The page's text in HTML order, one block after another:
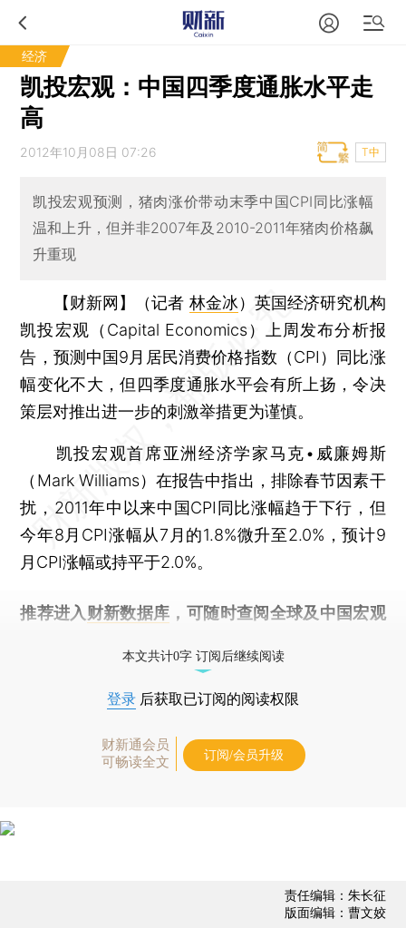
经济
凯投宏观：中国四季度通胀水平走
高
2012年10月08日 07:26 T中
凯投宏观预测，猪肉涨价带动末季中国CPI同比涨幅
温和上升，但并非2007年及2010-2011年猪肉价格飙
升重现
【财新网】（记者 林金冰） 英国经济研究机构
凯投宏观（Capital Economics）上周发布分析报
告，预测中国9月居民消费价格指数（CPI）同比涨
幅变化不大，但四季度通胀水平会有所上扬，令决
策层对推出进一步的刺激举措更为谨慎。
凯投宏观首席亚洲经济学家马克•威廉姆斯
（Mark Williams）在报告中指出，排除春节因素干
扰，2011年中以来中国CPI同比涨幅趋于下行，但
今年8月CPI涨幅从7月的1.8%微升至2.0%，预计9
月CPI涨幅或持平于2.0%。
推荐进入 财新数据库 ，可随时查阅全球及中国宏观
本文共计0字 订阅后继续阅读
登录 后获取已订阅的阅读权限
财新通会员
可畅读全文
订阅/会员升级
责任编辑：朱长征
版面编辑：曹文姣